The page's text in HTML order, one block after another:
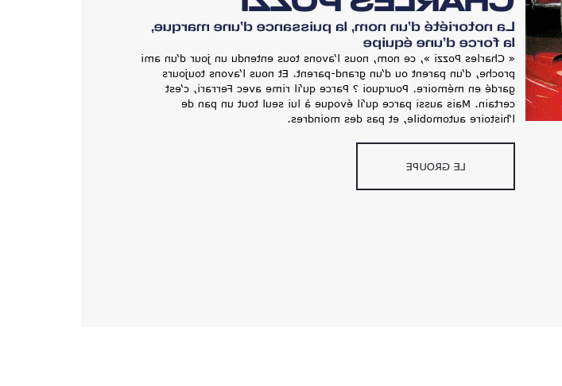
La notoriété d’un nom, la puissance d’une marque,
la force d’une équipe​
« Charles Pozzi », ce nom, nous l’avons tous entendu un jour d’un ami
proche, d’un parent ou d’un grand-parent. Et nous l’avons toujours
gardé en mémoire. Pourquoi ? Parce qu’il rime avec Ferrari, c’est
certain. Mais aussi parce qu’il évoque à lui seul tout un pan de
l’histoire automobile, et pas des moindres.
LE GROUPE